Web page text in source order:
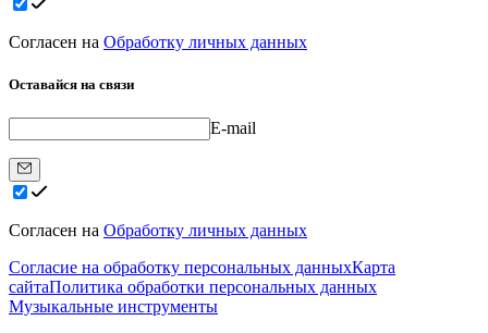
Согласен на Обработку личных данных
Оставайся на связи
E-mail
Согласен на Обработку личных данных
Согласие на обработку персональных данныхКарта
сайтаПолитика обработки персональных данных
Музыкальные инструменты